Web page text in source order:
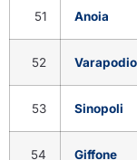
51 Anoia
52 Varapodio
53 Sinopoli
54 Giffone